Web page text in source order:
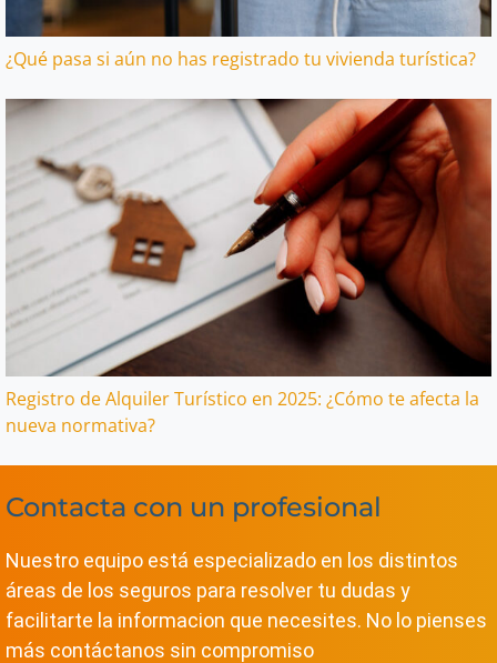
¿Qué pasa si aún no has registrado tu vivienda turística?
Registro de Alquiler Turístico en 2025: ¿Cómo te afecta la
nueva normativa?
Contacta con un profesional
Nuestro equipo está especializado en los distintos
áreas de los seguros para resolver tu dudas y
facilitarte la informacion que necesites. No lo pienses
más contáctanos sin compromiso